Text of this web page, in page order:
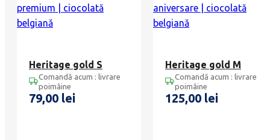
Heritage gold S
Comandă acum : livrare
poimâine
79,00 lei
Heritage gold M
Comandă acum : livrare
poimâine
125,00 lei